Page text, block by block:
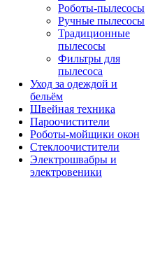
Роботы-пылесосы
Ручные пылесосы
Традиционные
пылесосы
Фильтры для
пылесоса
Уход за одеждой и
бельём
Швейная техника
Пароочистители
Роботы-мойщики окон
Стеклоочистители
Электрошвабры и
электровеники